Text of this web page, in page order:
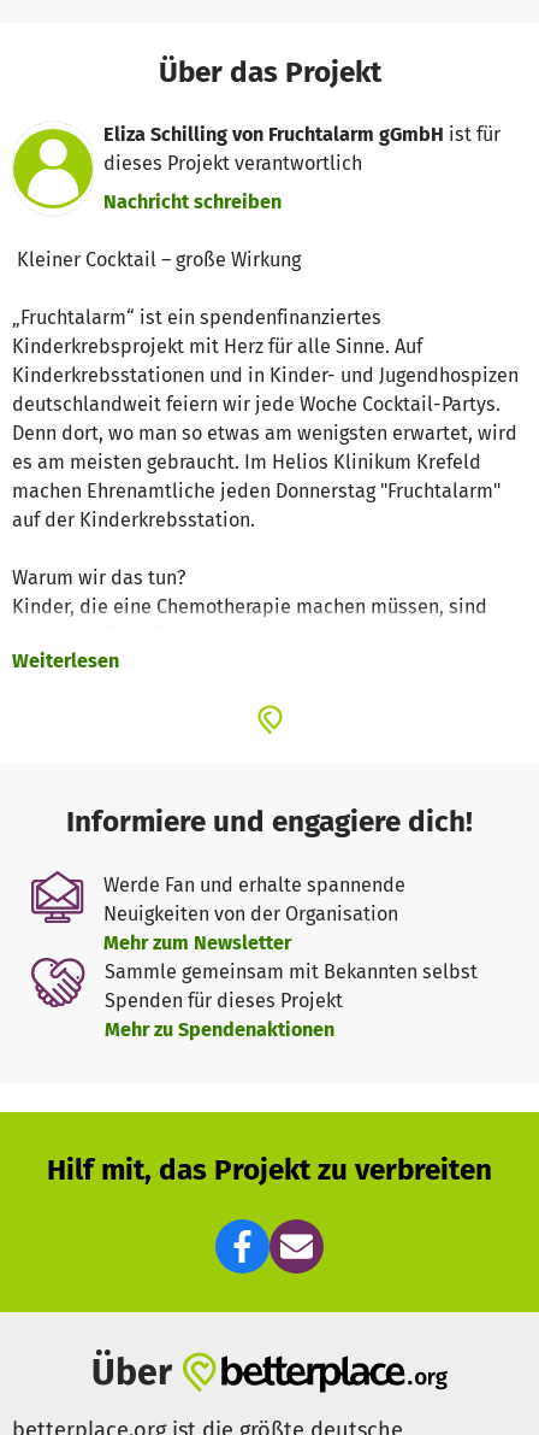
Über das Projekt
Eliza Schilling von Fruchtalarm gGmbH ist für
dieses Projekt verantwortlich
Nachricht schreiben
Kleiner Cocktail – große Wirkung
„Fruchtalarm“ ist ein spendenfinanziertes
Kinderkrebsprojekt mit Herz für alle Sinne. Auf
Kinderkrebsstationen und in Kinder- und Jugendhospizen
deutschlandweit feiern wir jede Woche Cocktail-Partys.
Denn dort, wo man so etwas am wenigsten erwartet, wird
es am meisten gebraucht. Im Helios Klinikum Krefeld
machen Ehrenamtliche jeden Donnerstag "Fruchtalarm"
auf der Kinderkrebsstation.
Warum wir das tun?
Kinder, die eine Chemotherapie machen müssen, sind
belastet. Mit unseren Events sorgen wir für Lebensfreude
Den Herausforderungen, die die Erkrankung und der
Flüssigkeitsaufnahme, ein Kaloriendefizit oder zu wenig
Bewegung, versuchen wir entgegenzuwirken. Wir
motivieren die schwerkranken Kinder und Jugendlichen
ihren eigenen Fruchtcocktail aus verschiedenen Saft- und
Sirupsorten zu mixen. Dabei aktivieren wir alle Sinne,
fördern Bewegung und selbstbestimmtes Handeln und
motivieren zur wichtigen Flüssigkeitsaufnahme. „Raus aus
dem Klinik-Alltag, rein ins Leben!“
Weiterlesen
Informiere und engagiere dich!
Werde Fan und erhalte spannende
Neuigkeiten von der Organisation
Mehr zum Newsletter
Sammle gemeinsam mit Bekannten selbst
Spenden für dieses Projekt
Mehr zu Spendenaktionen
Hilf mit, das Projekt zu verbreiten
Über